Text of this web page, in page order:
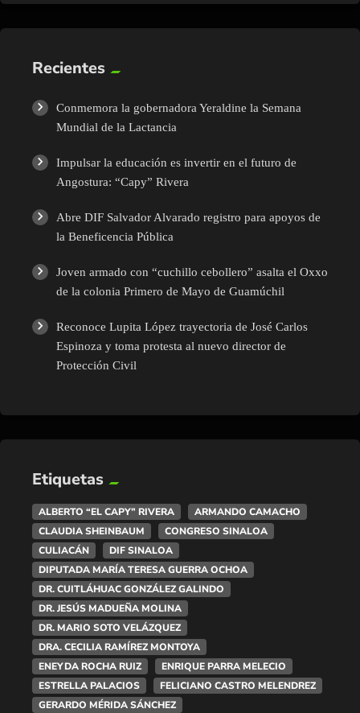
Recientes
Conmemora la gobernadora Yeraldine la Semana
Mundial de la Lactancia
Impulsar la educación es invertir en el futuro de
Angostura: “Capy” Rivera
Abre DIF Salvador Alvarado registro para apoyos de
la Beneficencia Pública
Joven armado con “cuchillo cebollero” asalta el Oxxo
de la colonia Primero de Mayo de Guamúchil
Reconoce Lupita López trayectoria de José Carlos
Espinoza y toma protesta al nuevo director de
Protección Civil
Etiquetas
ALBERTO “EL CAPY” RIVERA
ARMANDO CAMACHO
CLAUDIA SHEINBAUM
CONGRESO SINALOA
CULIACÁN
DIF SINALOA
DIPUTADA MARÍA TERESA GUERRA OCHOA
DR. CUITLÁHUAC GONZÁLEZ GALINDO
DR. JESÚS MADUEÑA MOLINA
DR. MARIO SOTO VELÁZQUEZ
DRA. CECILIA RAMÍREZ MONTOYA
ENEYDA ROCHA RUIZ
ENRIQUE PARRA MELECIO
ESTRELLA PALACIOS
FELICIANO CASTRO MELENDREZ
GERARDO MÉRIDA SÁNCHEZ